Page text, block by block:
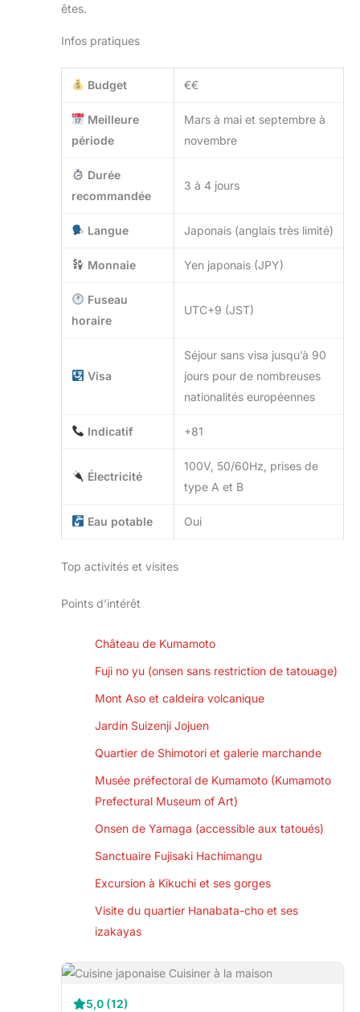
êtes.
Infos pratiques
Budget €€
Meilleure
période
Mars à mai et septembre à
novembre
Durée
recommandée
3 à 4 jours
Langue Japonais (anglais très limité)
Monnaie Yen japonais (JPY)
Fuseau
horaire
UTC+9 (JST)
Visa
Séjour sans visa jusqu’à 90
jours pour de nombreuses
nationalités européennes
Indicatif +81
Électricité
100V, 50/60Hz, prises de
type A et B
Eau potable Oui
Top activités et visites
Points d’intérêt
Château de Kumamoto
Fuji no yu (onsen sans restriction de tatouage)
Mont Aso et caldeira volcanique
Jardin Suizenji Jojuen
Quartier de Shimotori et galerie marchande
Musée préfectoral de Kumamoto (Kumamoto
Prefectural Museum of Art)
Onsen de Yamaga (accessible aux tatoués)
Sanctuaire Fujisaki Hachimangu
Excursion à Kikuchi et ses gorges
Visite du quartier Hanabata-cho et ses
izakayas
5,0 (12)